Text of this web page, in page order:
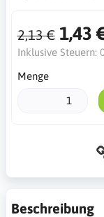
2,13 € 1,43
Inklusive Steuern:
Menge
Beschreibung